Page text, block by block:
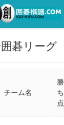
碁リーグ
チーム名
勝
ち
点